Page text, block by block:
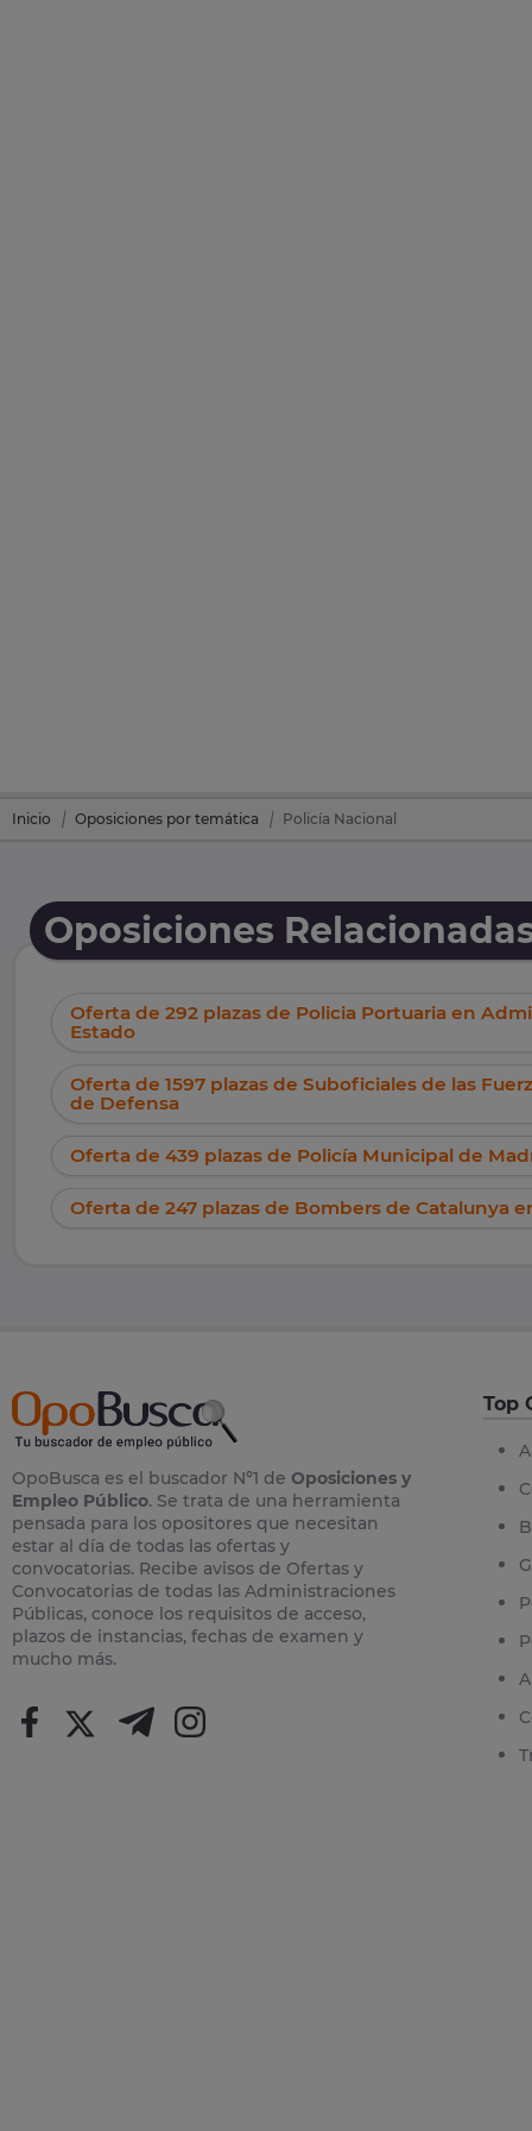
Inicio Oposiciones por temática Policía Nacional
Oposiciones
Oferta de 292 plazas de Policia Portuaria en
Estado
Oferta de 1597 plazas de Suboficiales de las
de Defensa
Oferta de 439 plazas de Policía Municipal de
Oferta de 247 plazas de Bombers de Catalunya
OpoBusca es el buscador Nº1 de Oposiciones y
Empleo Público. Se trata de una herramienta
pensada para los opositores que necesitan
estar al día de todas las ofertas y
convocatorias. Recibe avisos de Ofertas y
Convocatorias de todas las Administraciones
Públicas, conoce los requisitos de acceso,
plazos de instancias, fechas de examen y
mucho más.
Top